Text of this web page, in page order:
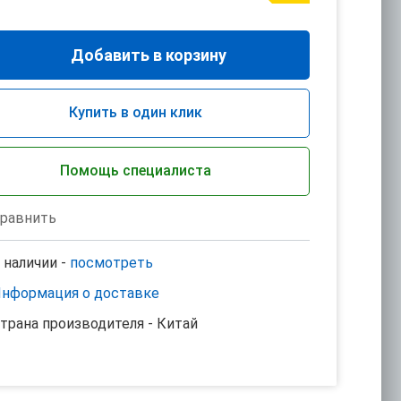
Добавить в корзину
Купить в один клик
Помощь специалиста
наличии - посмотреть
о доставке
производителя - Китай